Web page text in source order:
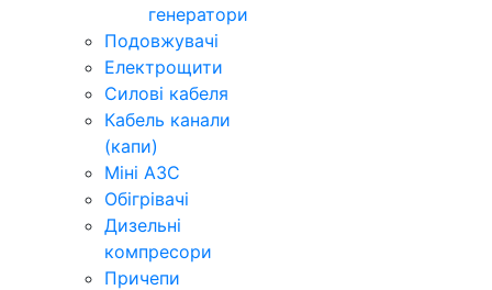
генератори
Подовжувачі
Електрощити
Силові кабеля
Кабель канали
(капи)
Міні АЗС
Обігрівачі
Дизельні
компресори
Причепи